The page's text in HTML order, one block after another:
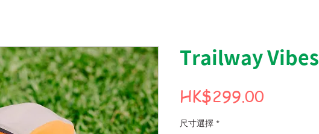
Trailway Vibes
HK$299.00
尺寸選擇 *